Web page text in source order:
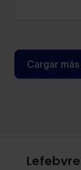
Cargar
Lefebvre